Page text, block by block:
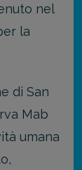
nel
la
di San
Mab
umana